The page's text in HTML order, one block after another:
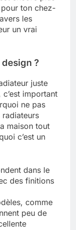
la CAF porte
seuils à
et
ton chez-
les
un vrai
?
juste
important
ne pas
radiateurs
maison tout
c’est un
dans le
des finitions
comme
peu de